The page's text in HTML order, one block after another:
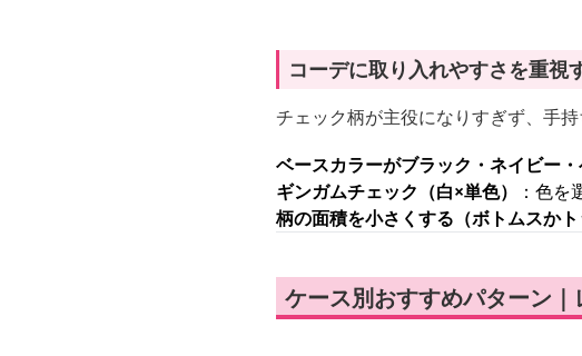
コーデに取り入れやすさを重視
チェック柄が主役になりすぎず、手
ベースカラーがブラック・ネイビー
ギンガムチェック（白×単色）
：色
柄の面積を小さくする（ボトムスか
ケース別おすすめパターン